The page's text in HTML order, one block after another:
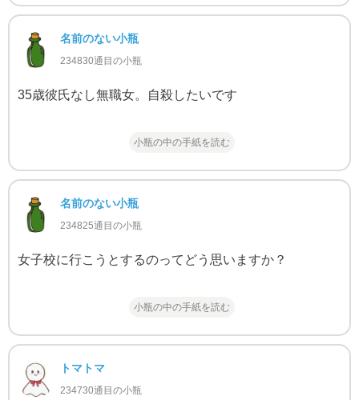
名前のない小瓶
234830通目の小瓶
35歳彼氏なし無職女。自殺したいです
小瓶の中の手紙を読む
名前のない小瓶
234825通目の小瓶
女子校に行こうとするのってどう思いますか？
小瓶の中の手紙を読む
トマトマ
234730通目の小瓶